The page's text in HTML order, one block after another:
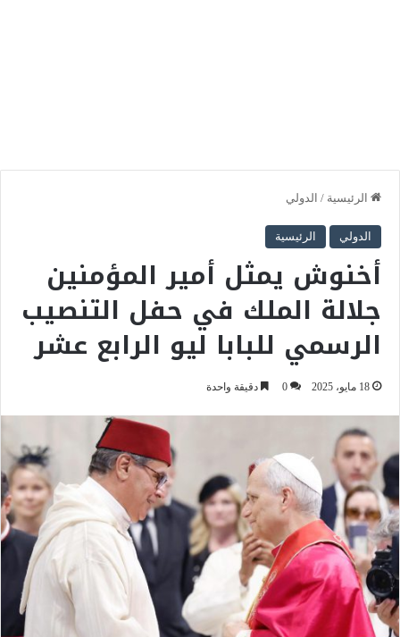
الرئيسية / الدولي
الدولي الرئيسية
أخنوش يمثل أمير المؤمنين
جلالة الملك في حفل التنصيب
الرسمي للبابا ليو الرابع عشر
18 مايو، 2025 0 دقيقة واحدة